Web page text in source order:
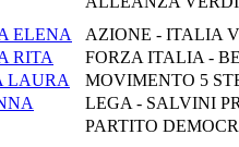
ELENA
AZIONE - ITALIA
RITA
FORZA ITALIA -
LAURA
MOVIMENTO 5
LEGA - SALVINI
PARTITO